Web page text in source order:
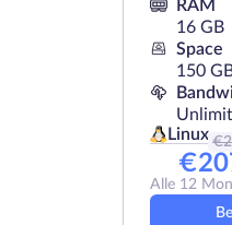
RAM
16 GB
Space
150
Linux €
€
Alle 12